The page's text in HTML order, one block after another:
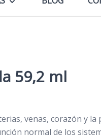
59,2 ml
venas, corazón y la
normal de los